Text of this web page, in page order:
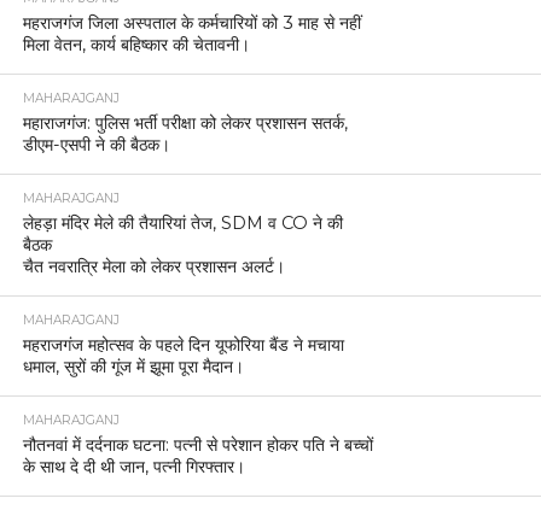
महराजगंज जिला अस्पताल के कर्मचारियों को 3 माह से नहीं
मिला वेतन, कार्य बहिष्कार की चेतावनी।
MAHARAJGANJ
महाराजगंज: पुलिस भर्ती परीक्षा को लेकर प्रशासन सतर्क,
डीएम-एसपी ने की बैठक।
MAHARAJGANJ
लेहड़ा मंदिर मेले की तैयारियां तेज, SDM व CO ने की
बैठक
चैत नवरात्रि मेला को लेकर प्रशासन अलर्ट।
MAHARAJGANJ
महराजगंज महोत्सव के पहले दिन यूफोरिया बैंड ने मचाया
धमाल, सुरों की गूंज में झूमा पूरा मैदान।
MAHARAJGANJ
नौतनवां में दर्दनाक घटना: पत्नी से परेशान होकर पति ने बच्चों
के साथ दे दी थी जान, पत्नी गिरफ्तार।